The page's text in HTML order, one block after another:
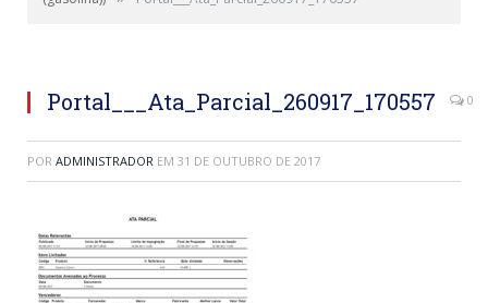
Portal___Ata_Parcial_260917_170557 0
POR ADMINISTRADOR EM 31 DE OUTUBRO DE 2017